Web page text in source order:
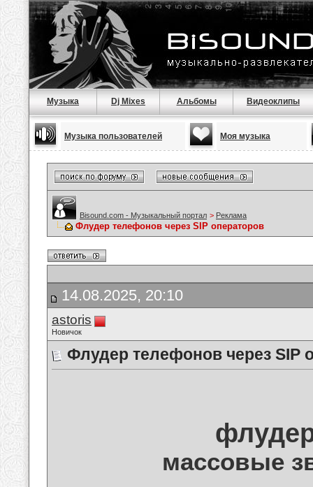
Музыка Dj Mixes Альбомы Видеоклипы
Музыка пользователей Моя музыка
Bisound.com - Музыкальный портал > Реклама
Флудер телефонов через SIP операторов
14.08.2025, 20:10
astoris
Новичок
Флудер телефонов через SIP
массовые